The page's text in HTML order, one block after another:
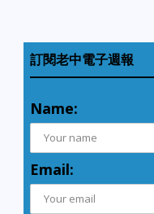
訂閱老中電子週報
Name:
Email: